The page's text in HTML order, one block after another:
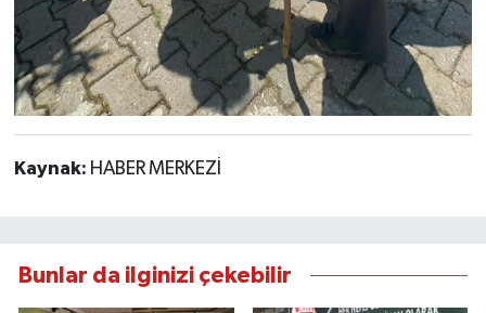
Kaynak: HABER MERKEZİ
Bunlar da ilginizi çekebilir